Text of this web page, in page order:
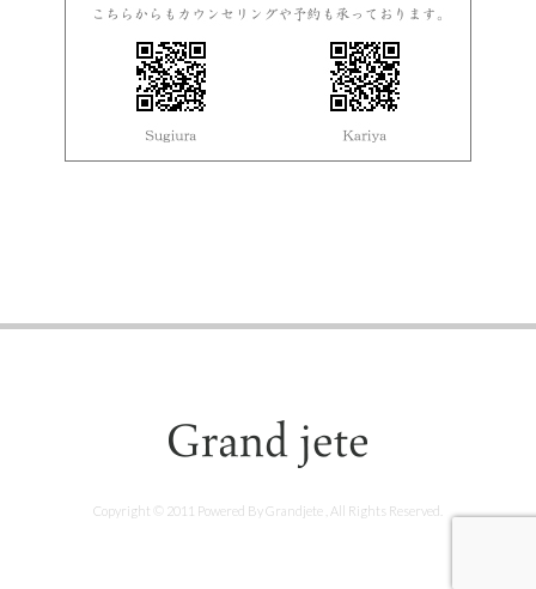
Copyright © 2011 Powered By Grandjete , All Rights Reserved.